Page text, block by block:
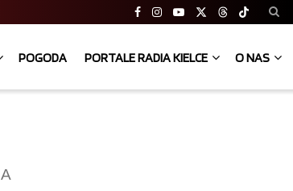
POGODA PORTALE RADIA KIELCE O NAS
A